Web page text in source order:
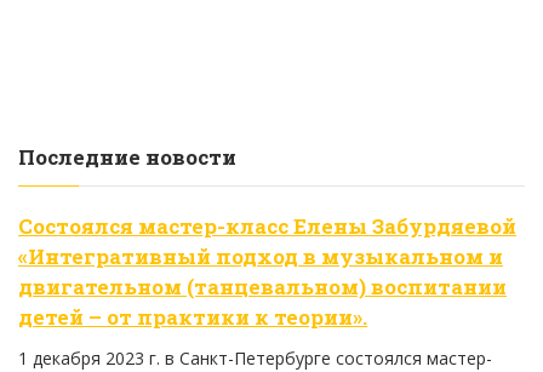
Последние новости
Состоялся мастер-класс Елены Забурдяевой
«Интегративный подход в музыкальном и
двигательном (танцевальном) воспитании
детей – от практики к теории».
1 декабря 2023 г. в Санкт-Петербурге состоялся мастер-